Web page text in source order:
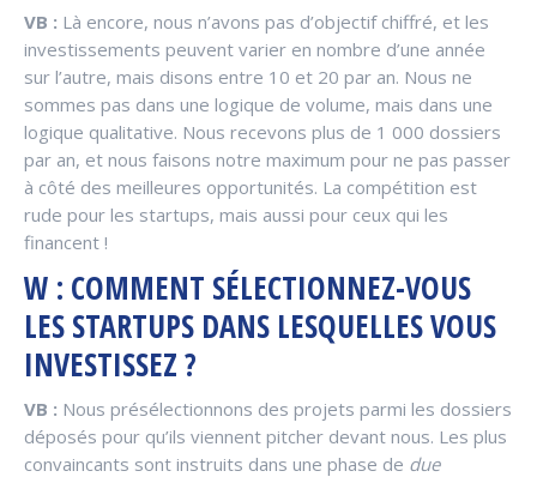
VB : Là encore, nous n’avons pas d’objectif chiffré, et les
investissements peuvent varier en nombre d’une année
sur l’autre, mais disons entre 10 et 20 par an. Nous ne
sommes pas dans une logique de volume, mais dans une
logique qualitative. Nous recevons plus de 1 000 dossiers
par an, et nous faisons notre maximum pour ne pas passer
à côté des meilleures opportunités. La compétition est
rude pour les startups, mais aussi pour ceux qui les
financent !
W : COMMENT SÉLECTIONNEZ-VOUS
LES STARTUPS DANS LESQUELLES VOUS
INVESTISSEZ ?
VB : Nous présélectionnons des projets parmi les dossiers
déposés pour qu’ils viennent pitcher devant nous. Les plus
convaincants sont instruits dans une phase de due